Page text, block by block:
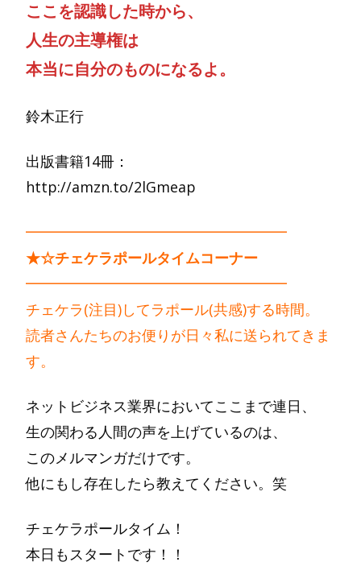
ここを認識した時から、
人生の主導権は
本当に自分のものになるよ。
鈴木正行
出版書籍14冊：
http://amzn.to/2lGmeap
━━━━━━━━━━━━━━━━━━
★☆チェケラポールタイムコーナー
━━━━━━━━━━━━━━━━━━
チェケラ(注目)してラポール(共感)する時間。
読者さんたちのお便りが日々私に送られてきま
す。
ネットビジネス業界においてここまで連日、
生の関わる人間の声を上げているのは、
このメルマンガだけです。
他にもし存在したら教えてください。笑
チェケラポールタイム！
本日もスタートです！！